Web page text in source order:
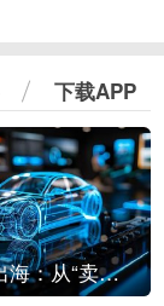
下载APP
中国汽车出海：从“卖出去”到“走进去”